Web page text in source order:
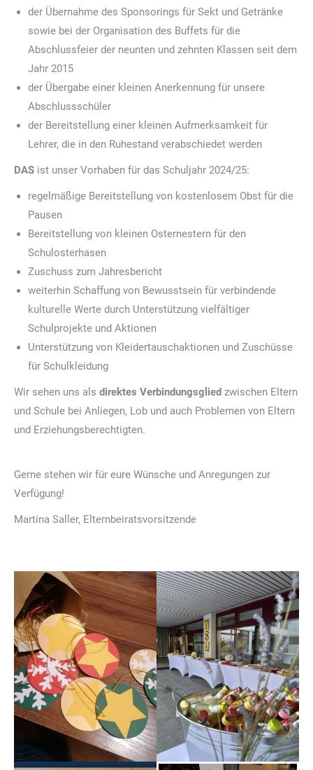
der Übernahme des Sponsorings für Sekt und Getränke
sowie bei der Organisation des Buffets für die
Abschlussfeier der neunten und zehnten Klassen seit dem
Jahr 2015
der Übergabe einer kleinen Anerkennung für unsere
Abschlussschüler
der Bereitstellung einer kleinen Aufmerksamkeit für
Lehrer, die in den Ruhestand verabschiedet werden
DAS ist unser Vorhaben für das Schuljahr 2024/25:
regelmäßige Bereitstellung von kostenlosem Obst für die
Pausen
Bereitstellung von kleinen Osternestern für den
Schulosterhasen
Zuschuss zum Jahresbericht
weiterhin Schaffung von Bewusstsein für verbindende
kulturelle Werte durch Unterstützung vielfältiger
Schulprojekte und Aktionen
Unterstützung von Kleidertauschaktionen und Zuschüsse
für Schulkleidung
Wir sehen uns als direktes Verbindungsglied zwischen Eltern
und Schule bei Anliegen, Lob und auch Problemen von Eltern
und Erziehungsberechtigten.
Gerne stehen wir für eure Wünsche und Anregungen zur
Verfügung!
Martina Saller, Elternbeiratsvorsitzende